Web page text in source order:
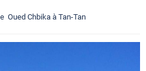
Oued Chbika à Tan-Tan